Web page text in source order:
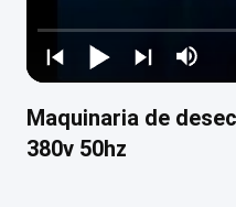
Maquinaria de
380v 50hz